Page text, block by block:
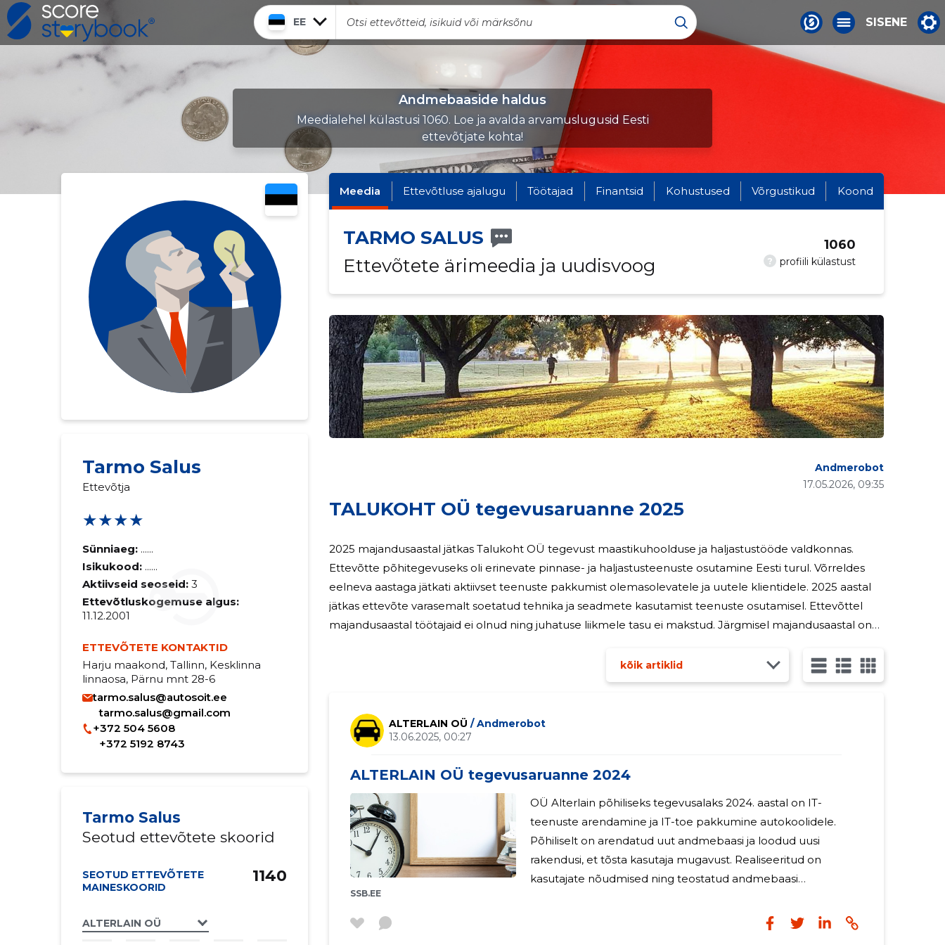
EE SISENE
Andmebaaside haldus
Meedialehel külastusi 1060. Loe ja avalda arvamuslugusid Eesti
ettevõtjate kohta!
Tarmo Salus
Ettevõtja
★★★★
Sünniaeg: ......
Isikukood: ......
Aktiivseid seoseid: 3
Ettevõtluskogemuse algus:
11.12.2001
ETTEVÕTETE KONTAKTID
Harju maakond, Tallinn, Kesklinna
linnaosa, Pärnu mnt 28-6
tarmo.salus@autosoit.ee
tarmo.salus@gmail.com
+372 504 5608
+372 5192 8743
Tarmo Salus
Seotud ettevõtete skoorid
SEOTUD ETTEVÕTETE
MAINESKOORID
ALTERLAIN OÜ
1140
Meedia Ettevõtluse ajalugu Töötajad Finantsid Kohustused Võrgustikud Koond
TARMO SALUS
Ettevõtete ärimeedia ja uudisvoog
? profiili külastust
1060
TALUKOHT OÜ tegevusaruanne 2025
17.05.2026, 09:35
Andmerobot
2025 majandusaastal jätkas Talukoht OÜ tegevust maastikuhoolduse ja haljastustööde valdkonnas.
Ettevõtte põhitegevuseks oli erinevate pinnase- ja haljastusteenuste osutamine Eesti turul. Võrreldes
eelneva aastaga jätkati aktiivset teenuste pakkumist olemasolevatele ja uutele klientidele. 2025 aastal
jätkas ettevõte varasemalt soetatud tehnika ja seadmete kasutamist teenuste osutamisel. Ettevõttel
majandusaastal töötajaid ei olnud ning juhatuse liikmele tasu ei makstud. Järgmisel majandusaastal on
kõik artiklid
ALTERLAIN OÜ / Andmerobot
13.06.2025, 00:27
ALTERLAIN OÜ tegevusaruanne 2024
SSB.EE
OÜ Alterlain põhiliseks tegevusalaks 2024. aastal on IT-
teenuste arendamine ja IT-toe pakkumine autokoolidele.
Põhiliselt on arendatud uut andmebaasi ja loodud uusi
rakendusi, et tõsta kasutaja mugavust. Realiseeritud on
kasutajate nõudmised ning teostatud andmebaasi
alates 2015-2024 aastast hallata uut serverit ja arendada seal
Sinu kommentaar